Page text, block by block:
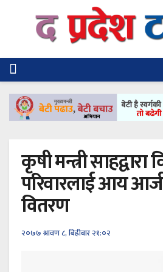
कृषी मन्त्री साहद्वारा
परिवारलाई आय
वितरण
२०७७ श्रावण ८, बिहीबार २१:०२